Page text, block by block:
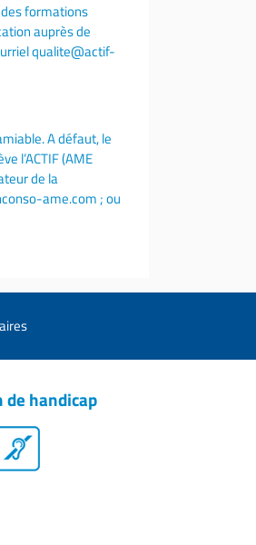
des formations
auprès de
qualite@actif-
A défaut, le
l’ACTIF (AME
de la
ame.com ; ou
handicap